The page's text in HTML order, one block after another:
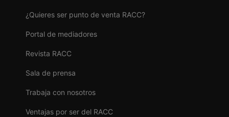
¿Quieres ser punto de venta RACC?
Portal de mediadores
Revista RACC
Sala de prensa
Trabaja con nosotros
Ventajas por ser del RACC